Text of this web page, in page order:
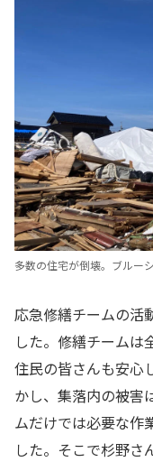
多数の住宅が倒壊。ブルー
応急修繕チームの活
した。修繕チームは
住民の皆さんも安心
かし、集落内の被害
ムだけでは必要な作
した。そこで杉野さ